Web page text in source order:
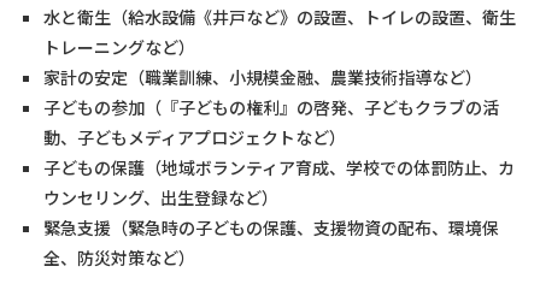
水と衛生（給水設備《井戸など》の設置、トイレの設置、衛生
トレーニングなど）
家計の安定（職業訓練、小規模金融、農業技術指導など）
子どもの参加（『子どもの権利』の啓発、子どもクラブの活
動、子どもメディアプロジェクトなど）
子どもの保護（地域ボランティア育成、学校での体罰防止、カ
ウンセリング、出生登録など）
緊急支援（緊急時の子どもの保護、支援物資の配布、環境保
全、防災対策など）